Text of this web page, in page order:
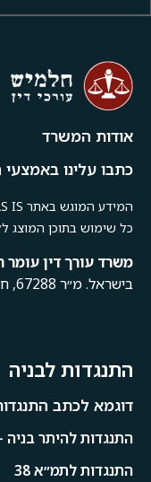
אודות המשרד
כתבו עלינו
כל שימוש בתוכן המוצג
משרד עורךדיןעומר
בישראל. מ״ר 67288, חבר לשכת עורכי הדין בישראל.
התנגדות לבניה
דוגמא לכתב
התנגדות להיתר בניה
התנגדות לתמ״א 38